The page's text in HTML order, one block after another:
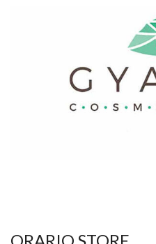
ORARIO STORE